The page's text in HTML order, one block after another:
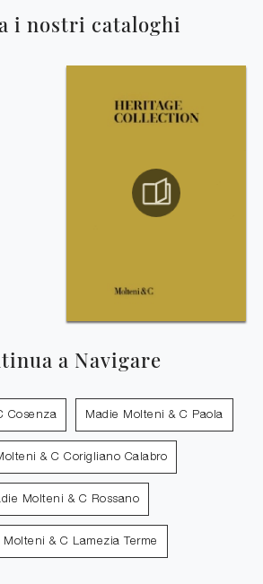
i nostri cataloghi
a Navigare
Cosenza Madie Molteni & C Paola
& C Corigliano Calabro
Molteni & C Rossano
Molteni & C Lamezia Terme